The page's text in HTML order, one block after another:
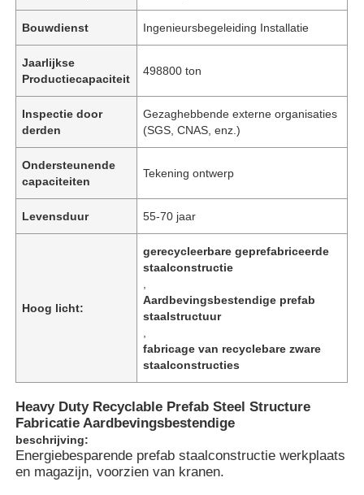
Thuis
Producten
Bouwdienst Ingenieursbegeleiding Installatie
Jaarlijkse
Productiecapaciteit
498800 ton
Inspectie door
derden
Gezaghebbende externe organisaties
(SGS, CNAS, enz.)
Ondersteunende
capaciteiten
Tekening ontwerp
Levensduur 55-70 jaar
Hoog licht:
gerecycleerbare geprefabriceerde
staalconstructie
Aardbevingsbestendige prefab
staalstructuur
fabricage van recyclebare zware
staalconstructies
Heavy Duty Recyclable Prefab Steel Structure
Fabricatie Aardbevingsbestendige
beschrijving:
Energiebesparende prefab staalconstructie werkplaats
en magazijn, voorzien van kranen.